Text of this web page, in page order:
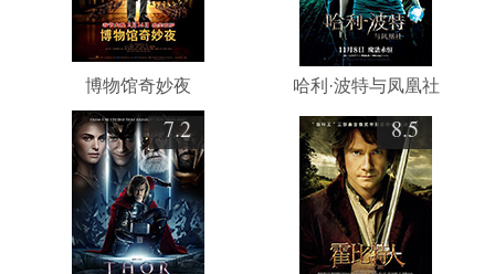
博物馆奇妙夜 哈利·波特与凤凰社
7.2 8.5